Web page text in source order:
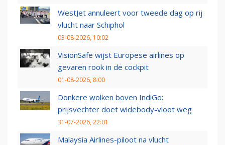
WestJet annuleert voor tweede dag op rij
vlucht naar Schiphol
03-08-2026, 10:02
VisionSafe wijst Europese airlines op
gevaren rook in de cockpit
01-08-2026, 8:00
Donkere wolken boven IndiGo:
prijsvechter doet widebody-vloot weg
31-07-2026, 22:01
Malaysia Airlines-piloot na vlucht